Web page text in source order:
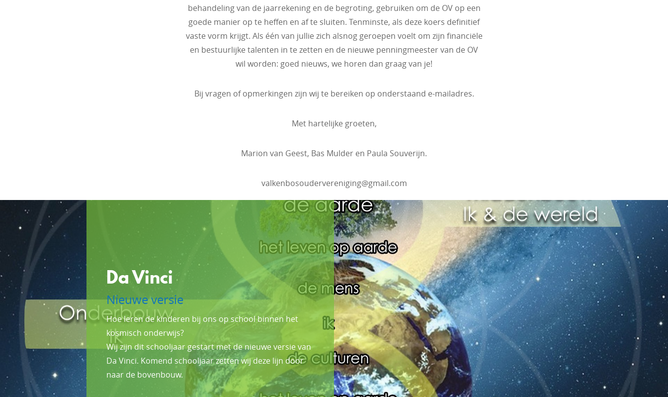
behandeling van de jaarrekening en de begroting, gebruiken om de OV op een
goede manier op te heffen en af te sluiten. Tenminste, als deze koers definitief
vaste vorm krijgt. Als één van jullie zich alsnog geroepen voelt om zijn financiële
en bestuurlijke talenten in te zetten en de nieuwe penningmeester van de OV
wil worden: goed nieuws, we horen dan graag van je!
Bij vragen of opmerkingen zijn wij te bereiken op onderstaand e-mailadres.
Met hartelijke groeten,
Marion van Geest, Bas Mulder en Paula Souverijn.
valkenbosoudervereniging@gmail.com
Da Vinci
Nieuwe versie
Hoe leren de kinderen bij ons op school binnen het
kosmisch onderwijs?
Wij zijn dit schooljaar gestart met de nieuwe versie van
Da Vinci. Komend schooljaar zetten wij deze lijn door
naar de bovenbouw.